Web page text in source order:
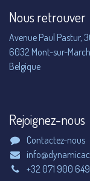
Nous retrouver
Avenue Paul Pastur,
6032 Mont-sur-
Belgique
Rejoignez-nous
Contactez-nous
+32 071 900 649